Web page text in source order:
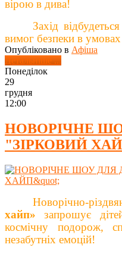
вірою в дива!
Захід
вимог безпеки в
Опубліковано в Афіша
Детальніше ...
Понеділок
29
грудня
12:00
НОВОРІЧНЕ
"ЗІРКОВИЙ
Новорічно-
хайп» запрошує
космічну подорож,
незабутніх емоцій!